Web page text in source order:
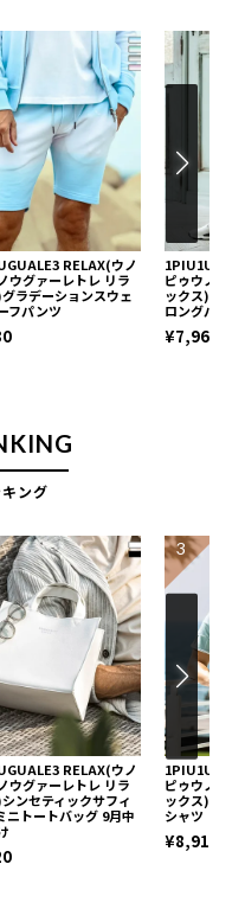
RELAX(ウノ
ウグァーレトレ リラ
ラデーションスウェ
フパンツ
ピゥウノウ
ックス)ジッ
ロングパンツ
¥7,961
ング
RELAX(ウノ
ウグァーレトレ リラ
ンセティックサフィ
ニトートバッグ 9月中
3
ピゥウノウ
ックス)ブロ
シャツ
¥8,910